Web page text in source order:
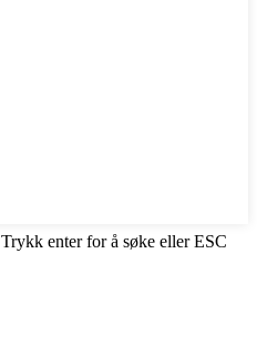
Trykk enter for å søke eller ESC